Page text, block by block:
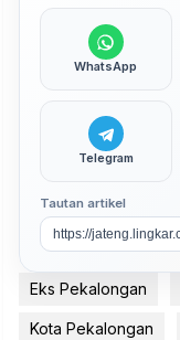
WhatsApp
Telegram
Tautan artikel
Eks Pekalongan
Kota Pekalongan